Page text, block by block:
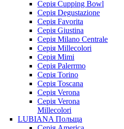
Серія Cupping Bowl
Серія Degustazione
Серія Favorita
Серія Giustina
Серія Milano Centrale
Серія Millecolori
Серія Mimi
Серія Palerrmo
Серія Torino
Серія Toscana
Серія Verona
Серія Verona
Millecolori
LUBIANA Польща